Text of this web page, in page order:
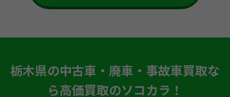
栃木県の中古車・廃車・事故車買取な
ら高価買取のソコカラ！